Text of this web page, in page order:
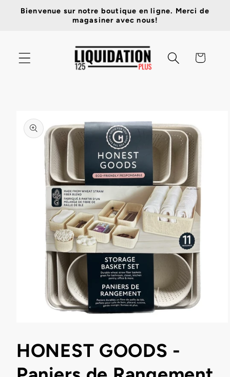
passer
Bienvenue sur notre boutique en ligne. Merci de
magasiner avec nous!
Panier
informations
produits
dans
fenêtre
HONEST GOODS -